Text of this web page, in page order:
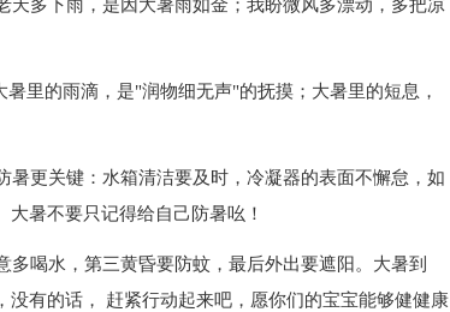
天多下雨，是因大暑雨如金；我盼微风多漂动，多把凉
里的雨滴，是"润物细无声"的抚摸；大暑里的短息，
暑更关键：水箱清洁要及时，冷凝器的表面不懈怠，如
暑不要只记得给自己防暑吆！
喝水，第三黄昏要防蚊，最后外出要遮阳。大暑到
有的话， 赶紧行动起来吧，愿你们的宝宝能够健健康